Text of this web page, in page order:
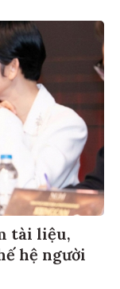
tài liệu,
hệ người